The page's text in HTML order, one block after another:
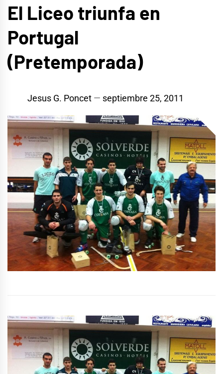
El Liceo triunfa en
Portugal
(Pretemporada)
Jesus G. Poncet septiembre 25, 2011